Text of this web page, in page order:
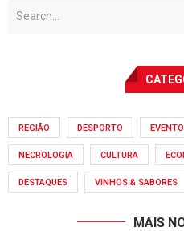
REGIÃO DESPORTO
NECROLOGIA CULTURA
DESTAQUES VINHOS & SABORES
MAIS